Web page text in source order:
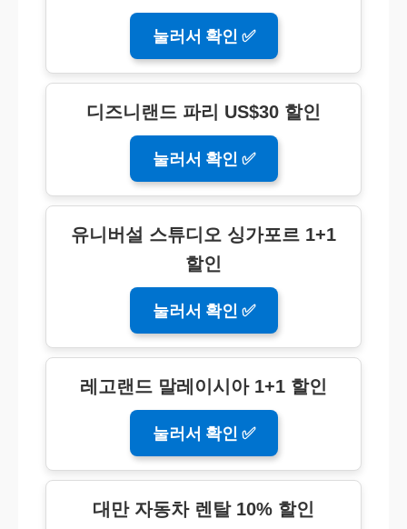
눌러서 확인 ✅
디즈니랜드 파리 US$30 할인
눌러서 확인 ✅
유니버설 스튜디오 싱가포르 1+1
할인
눌러서 확인 ✅
레고랜드 말레이시아 1+1 할인
눌러서 확인 ✅
대만 자동차 렌탈 10% 할인